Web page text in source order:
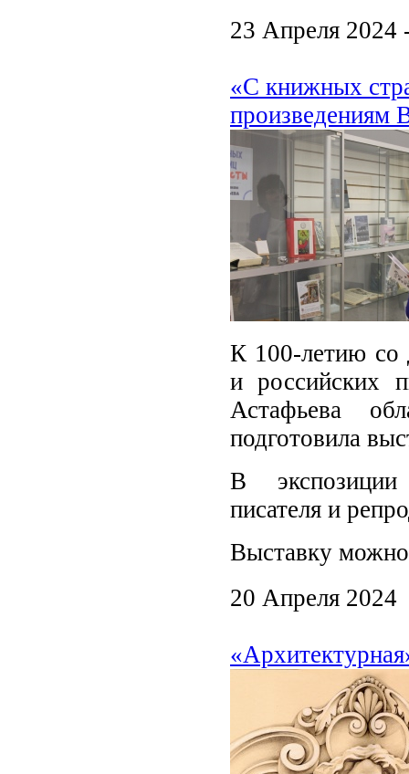
23 Апреля 2024
«С книжных
произведениям
К 100-летию со
и российских
Астафьева
подготовила
В экспозиции
писателя и
Выставку можно
20 Апреля 2024